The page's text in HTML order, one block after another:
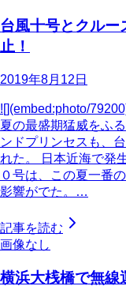
台風十号とクルー
止！
2019年8月12日
![](embed:photo/
夏の最盛期猛威をふ
ンドプリンセスも、
れた。 日本近海で発
０号は、この夏一番
影響がでた。…
記事を読む
画像なし
横浜大桟橋で無線